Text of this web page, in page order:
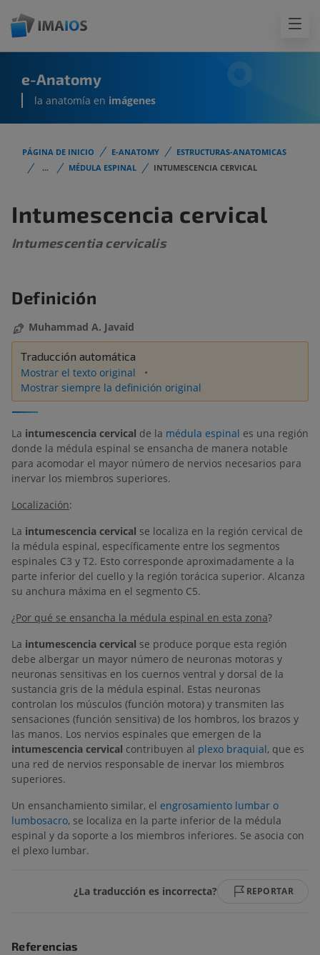
e-Anatomy
la anatomía en imágenes
PÁGINA DE INICIO E-ANATOMY
ESTRUCTURAS-ANATOMICAS
...
MÉDULA ESPINAL INTUMESCENCIA CERVICAL
Intumescencia cervical
Intumescentia cervicalis
Definición
Muhammad A. Javaid
Traducción automática
Mostrar el texto original
Mostrar siempre la definición original
La intumescencia cervical de la médula espinal es una región
donde la médula espinal se ensancha de manera notable
para acomodar el mayor número de nervios necesarios para
inervar los miembros superiores.
Localización:
La intumescencia cervical se localiza en la región cervical de
la médula espinal, específicamente entre los segmentos
espinales C3 y T2. Esto corresponde aproximadamente a la
parte inferior del cuello y la región torácica superior. Alcanza
su anchura máxima en el segmento C5.
¿Por qué se ensancha la médula espinal en esta zona?
La intumescencia cervical se produce porque esta región
debe albergar un mayor número de neuronas motoras y
neuronas sensitivas en los cuernos ventral y dorsal de la
sustancia gris de la médula espinal. Estas neuronas
controlan los músculos (función motora) y transmiten las
sensaciones (función sensitiva) de los hombros, los brazos y
las manos. Los nervios espinales que emergen de la
intumescencia cervical contribuyen al plexo braquial, que es
una red de nervios responsable de inervar los miembros
superiores.
Un ensanchamiento similar, el engrosamiento lumbar o
lumbosacro, se localiza en la parte inferior de la médula
espinal y da soporte a los miembros inferiores. Se asocia con
el plexo lumbar.
¿La traducción es incorrecta? REPORTAR
Referencias